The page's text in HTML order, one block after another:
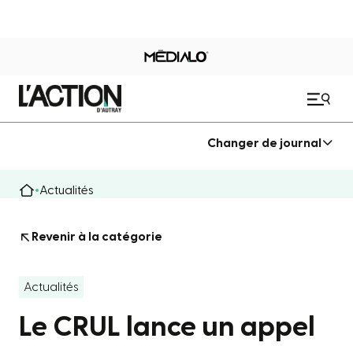
Changer de journal
Actualités
Revenir à la catégorie
Actualités
Le CRUL lance un appel